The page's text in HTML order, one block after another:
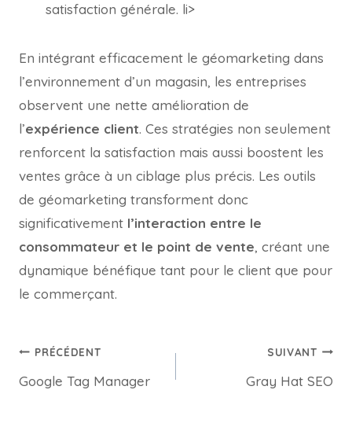
satisfaction générale. li>
En intégrant efficacement le géomarketing dans
l’environnement d’un magasin, les entreprises
observent une nette amélioration de
l’expérience client. Ces stratégies non seulement
renforcent la satisfaction mais aussi boostent les
ventes grâce à un ciblage plus précis. Les outils
de géomarketing transforment donc
significativement l’interaction entre le
consommateur et le point de vente, créant une
dynamique bénéfique tant pour le client que pour
le commerçant.
PRÉCÉDENT
Google Tag Manager
SUIVANT
Gray Hat SEO